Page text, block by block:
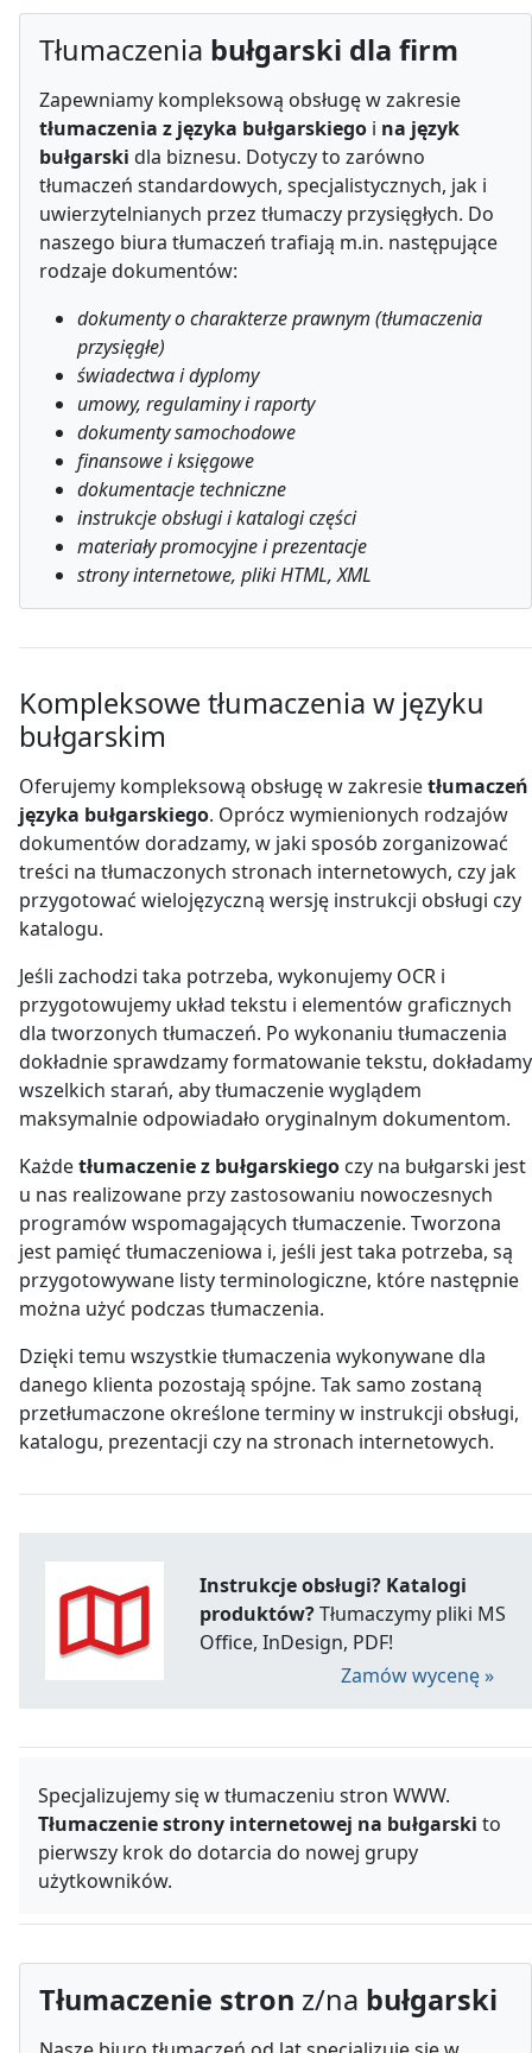
Tłumaczenia bułgarski dla firm
Zapewniamy kompleksową obsługę w zakresie
tłumaczenia z języka bułgarskiego i na język
bułgarski dla biznesu. Dotyczy to zarówno
tłumaczeń standardowych, specjalistycznych, jak i
uwierzytelnianych przez tłumaczy przysięgłych. Do
naszego biura tłumaczeń trafiają m.in. następujące
rodzaje dokumentów:
dokumenty o charakterze prawnym (tłumaczenia
przysięgłe)
świadectwa i dyplomy
umowy, regulaminy i raporty
dokumenty samochodowe
finansowe i księgowe
dokumentacje techniczne
instrukcje obsługi i katalogi części
materiały promocyjne i prezentacje
strony internetowe, pliki HTML, XML
Kompleksowe tłumaczenia w języku
bułgarskim
Oferujemy kompleksową obsługę w zakresietłumaczeń
języka bułgarskiego. Oprócz wymienionych rodzajów
dokumentów doradzamy, w jaki sposób zorganizować
treści na tłumaczonych stronach internetowych, czy jak
przygotować wielojęzyczną wersję instrukcji obsługi czy
katalogu.
Jeśli zachodzi taka potrzeba, wykonujemy OCR i
przygotowujemy układ tekstu i elementów graficznych
dla tworzonych tłumaczeń. Po wykonaniu tłumaczenia
dokładnie sprawdzamy formatowanie tekstu, dokładamy
wszelkich starań, aby tłumaczenie wyglądem
maksymalnie odpowiadało oryginalnym dokumentom.
Każdetłumaczenie z bułgarskiego czy na bułgarski jest
u nas realizowane przy zastosowaniu nowoczesnych
programów wspomagających tłumaczenie. Tworzona
jest pamięć tłumaczeniowa i, jeśli jest taka potrzeba, są
przygotowywane listy terminologiczne, które następnie
można użyć podczas tłumaczenia.
Dzięki temu wszystkie tłumaczenia wykonywane dla
danego klienta pozostają spójne. Tak samo zostaną
przetłumaczone określone terminy w instrukcji obsługi,
katalogu, prezentacji czy na stronach internetowych.
Instrukcje obsługi? Katalogi
produktów?Tłumaczymy pliki MS
Office, InDesign, PDF!
Zamów wycenę »
Specjalizujemy się w tłumaczeniu stron WWW.
Tłumaczenie strony internetowej na bułgarski to
pierwszy krok do dotarcia do nowej grupy
użytkowników.
Tłumaczenie stron z/na bułgarski